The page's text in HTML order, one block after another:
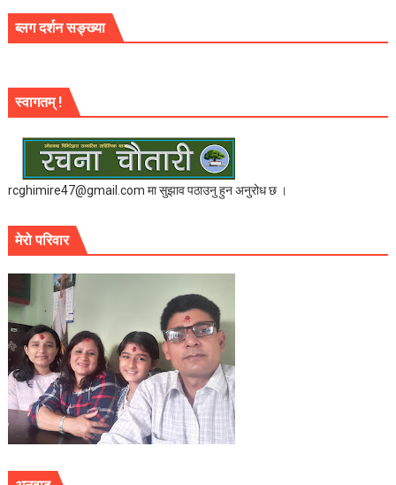
ब्लग दर्शन सङ्ख्या
स्वागतम् !
rcghimire47@gmail.com मा सुझाव पठाउनु हुन अनुरोध छ ।
मेरो परिवार